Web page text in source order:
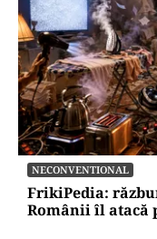
NECONVENTIONAL
FrikiPedia:
Românii îl atacă